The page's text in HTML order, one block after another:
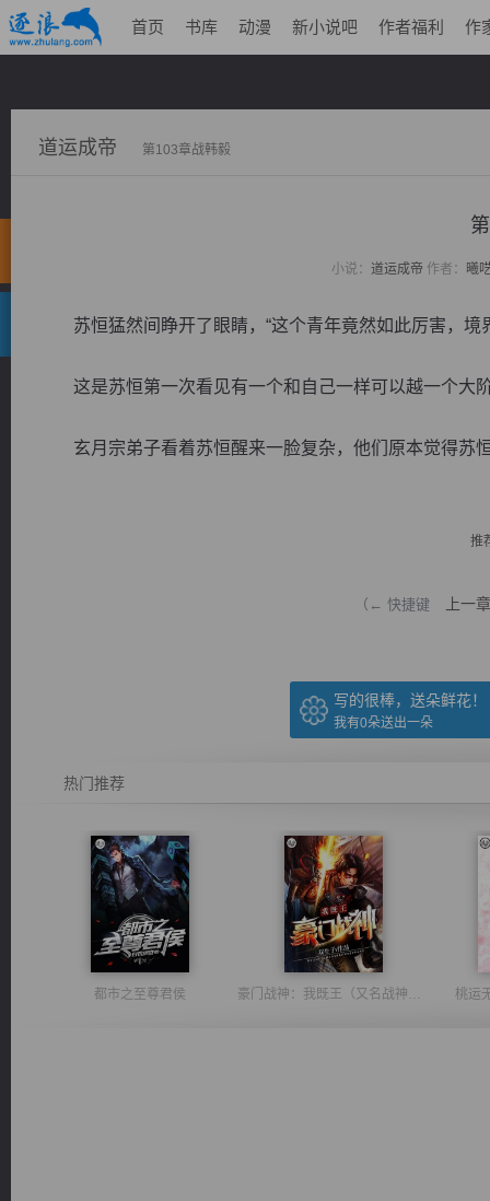
首页 书库 动漫 新小说吧 作者福利 作
道运成帝 第103章战韩毅
小说： 道运成帝 作者： 曦
苏恒猛然间睁开了眼睛，“这个青年竟然如此厉害，境
这是苏恒第一次看见有一个和自己一样可以越一个大
玄月宗弟子看着苏恒醒来一脸复杂，他们原本觉得苏
推
（← 快捷键 上一章
写的很棒，送朵鲜花！
我有0朵送出一朵
热门推荐
都市之至尊君侯 豪门战神：我既王（又名战神归来不败神婿修罗战神） 桃运